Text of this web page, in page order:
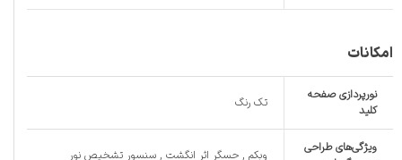
امکانات
نورپردازی صفحه
کلید
تک رنگ
ویژگی‌های طراحی
وبکم , حسگر اثر انگشت , سنسور تشخیص نور